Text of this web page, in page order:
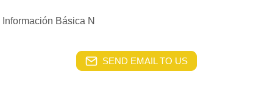
Información Básica N
SEND EMAIL TO US